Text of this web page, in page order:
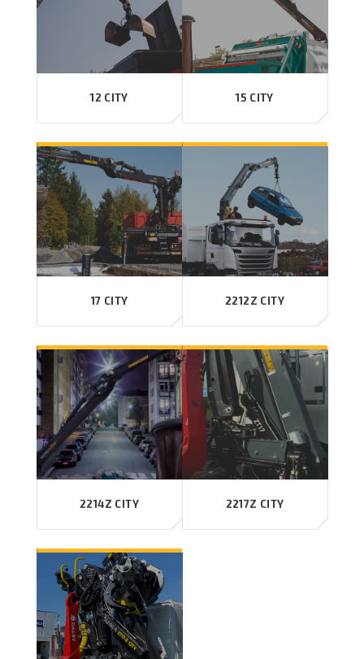
12 CITY 15 CITY
17 CITY 2212Z CITY
2214Z CITY 2217Z CITY